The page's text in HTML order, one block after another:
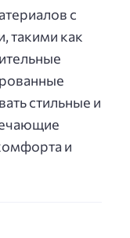
с
такими как
стильные и
и